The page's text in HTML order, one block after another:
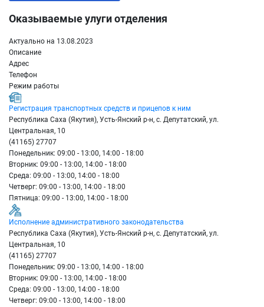
Оказываемые улуги отделения
Актуально на 13.08.2023
Описание
Адрес
Телефон
Режим работы
Регистрация транспортных средств и прицепов к ним
Республика Саха (Якутия), Усть-Янский р-н, с. Депутатский, ул.
Центральная, 10
(41165) 27707
Понедельник: 09:00 - 13:00, 14:00 - 18:00
Вторник: 09:00 - 13:00, 14:00 - 18:00
Среда: 09:00 - 13:00, 14:00 - 18:00
Четверг: 09:00 - 13:00, 14:00 - 18:00
Пятница: 09:00 - 13:00, 14:00 - 18:00
Исполнение административного законодательства
Республика Саха (Якутия), Усть-Янский р-н, с. Депутатский, ул.
Центральная, 10
(41165) 27707
Понедельник: 09:00 - 13:00, 14:00 - 18:00
Вторник: 09:00 - 13:00, 14:00 - 18:00
Среда: 09:00 - 13:00, 14:00 - 18:00
Четверг: 09:00 - 13:00, 14:00 - 18:00